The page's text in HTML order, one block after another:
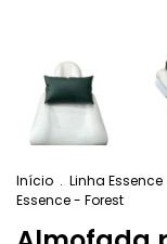
Início . Linha Essence
Essence - Forest